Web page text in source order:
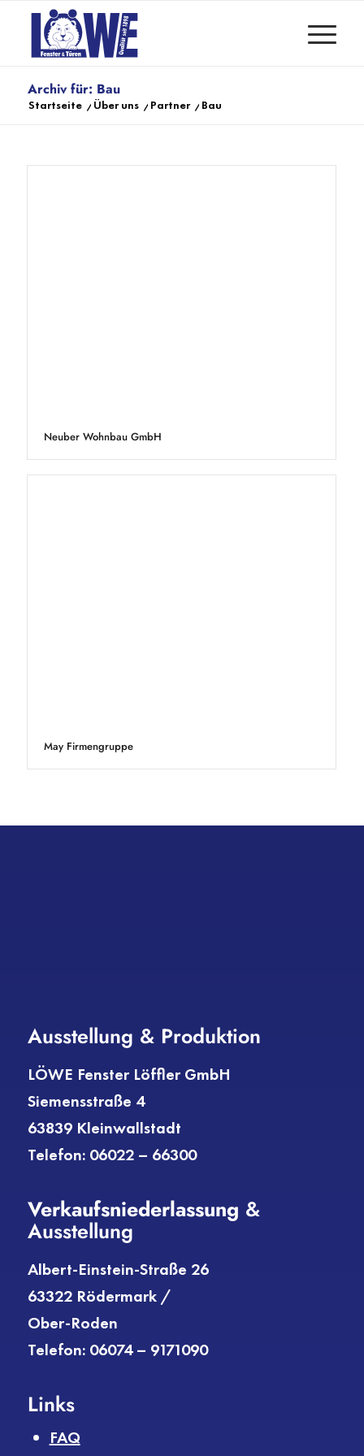
Archiv für: Bau
Startseite / Über uns / Partner / Bau
Neuber Wohnbau GmbH
May Firmengruppe
Ausstellung & Produktion
LÖWE Fenster Löffler GmbH
Siemensstraße 4
63839 Kleinwallstadt
Telefon: 06022 – 66300
Verkaufs­niederlassung &
Ausstellung
Albert-Einstein-Straße 26
63322 Rödermark /
Ober-Roden
Telefon: 06074 – 9171090
Links
FAQ